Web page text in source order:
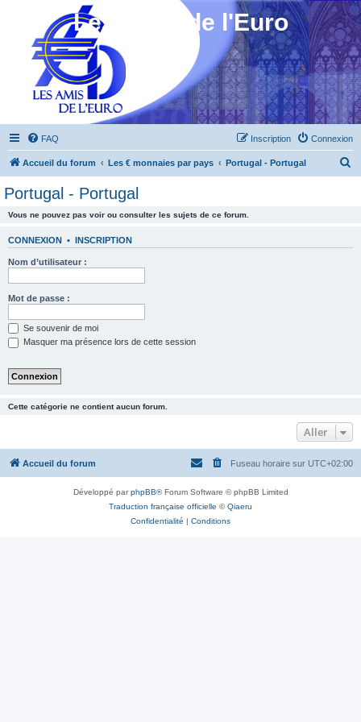
Les Amis de l'Euro
FAQ Connexion
Inscription
Accueil du forum Les € monnaies par pays Portugal - Portugal
Portugal - Portugal
Vous ne pouvez pas voir ou consulter les sujets de ce forum.
CONNEXION • INSCRIPTION
Nom d’utilisateur :
Mot de passe :
Se souvenir de moi
Masquer ma présence lors de cette session
Cette catégorie ne contient aucun forum.
Aller
Accueil du forum Fuseau horaire sur UTC+02:00
Développé parphpBB® Forum Software © phpBB Limited
Traduction française officielle ©Qiaeru
Confidentialité | Conditions